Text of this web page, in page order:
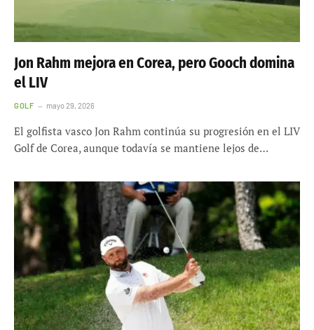
Jon Rahm mejora en Corea, pero Gooch domina
el LIV
GOLF mayo 29, 2026
El golfista vasco Jon Rahm continúa su progresión en el LIV
Golf de Corea, aunque todavía se mantiene lejos de…